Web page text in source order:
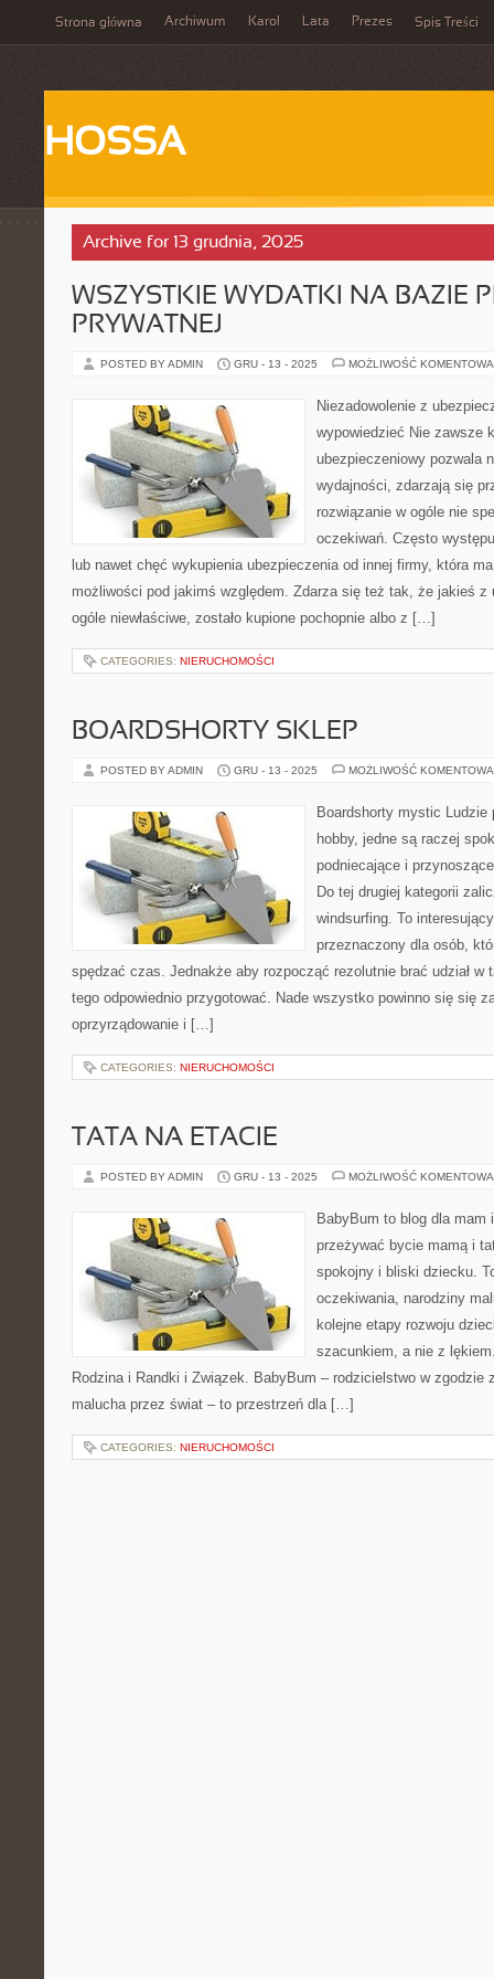
Strona główna Archiwum Karol Lata Prezes Spis Treści
HOSSA
Archive for 13 grudnia, 2025
WSZYSTKIE WYDATKI NA BAZIE
PRYWATNEJ
POSTED BY ADMIN GRU - 13 - 2025 MOŻLIWOŚĆ
Niezadowolenie z
wypowiedzieć Nie zawsze
ubezpieczeniowy pozwala
wydajności, zdarzają się
rozwiązanie w ogóle nie
oczekiwań. Często
lub nawet chęć wykupienia ubezpieczenia od innej firmy, która
możliwości pod jakimś względem. Zdarza się też tak, że jakieś z
ogóle niewłaściwe, zostało kupione pochopnie albo z […]
CATEGORIES: NIERUCHOMOŚCI
BOARDSHORTY SKLEP
POSTED BY ADMIN GRU - 13 - 2025 MOŻLIWOŚĆ
Boardshorty mystic Ludzie
hobby, jedne są raczej
podniecające i
Do tej drugiej kategorii
windsurfing. To
przeznaczony dla osób,
spędzać czas. Jednakże aby rozpocząć rezolutnie brać udział w
tego odpowiednio przygotować. Nade wszystko powinno się się
oprzyrządowanie i […]
CATEGORIES: NIERUCHOMOŚCI
TATA NA ETACIE
POSTED BY ADMIN GRU - 13 - 2025 MOŻLIWOŚĆ
BabyBum to blog dla mam
przeżywać bycie mamą i
spokojny i bliski dziecku.
oczekiwania, narodziny
kolejne etapy rozwoju
szacunkiem, a nie z
Rodzina i Randki i Związek. BabyBum – rodzicielstwo w zgodzie
malucha przez świat – to przestrzeń dla […]
CATEGORIES: NIERUCHOMOŚCI